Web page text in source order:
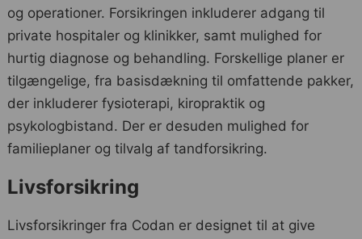
og operationer. Forsikringen inkluderer adgang til
private hospitaler og klinikker, samt mulighed for
hurtig diagnose og behandling. Forskellige planer er
tilgængelige, fra basisdækning til omfattende pakker,
der inkluderer fysioterapi, kiropraktik og
psykologbistand. Der er desuden mulighed for
familieplaner og tilvalg af tandforsikring.
Livsforsikring
Livsforsikringer fra Codan er designet til at give